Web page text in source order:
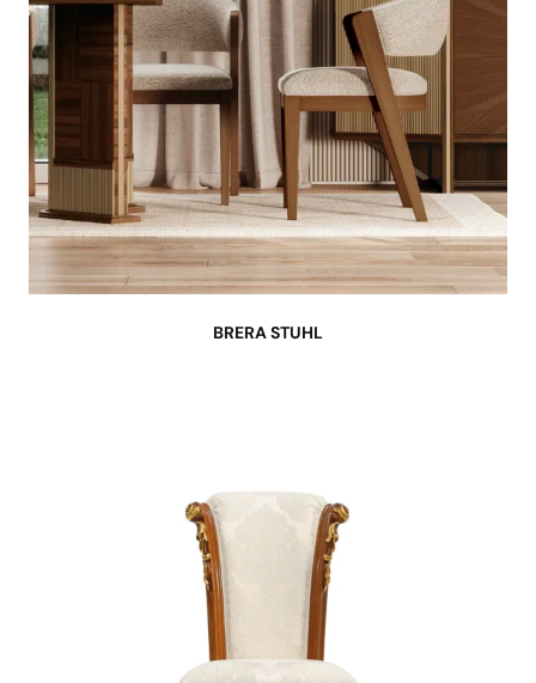
BRERA STUHL